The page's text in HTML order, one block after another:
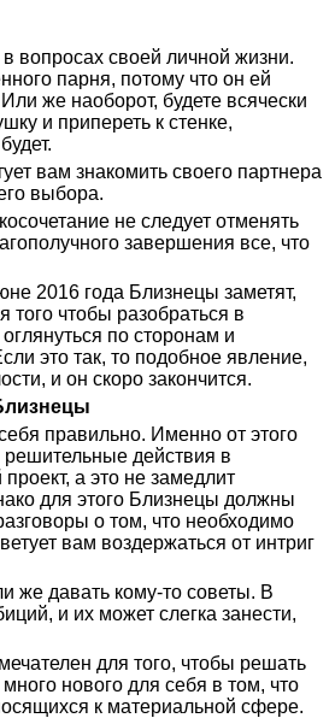
вопросах своей личной жизни.
парня, потому что он ей
же наоборот, будете всячески
и припереть к стенке,
вам знакомить своего партнера
выбора.
не следует отменять
завершения все, что
2016 года Близнецы заметят,
того чтобы разобраться в
по сторонам и
это так, то подобное явление,
и он скоро закончится.
правильно. Именно от этого
решительные действия в
а это не замедлит
для этого Близнецы должны
о том, что необходимо
вам воздержаться от интриг
же давать кому-то советы. В
и их может слегка занести,
для того, чтобы решать
нового для себя в том, что
к материальной сфере.